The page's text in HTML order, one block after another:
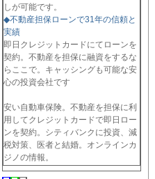
しが可能です。
◆不動産担保ローンで31年の信頼と
実績
即日クレジットカードにてローンを
契約。不動産を担保に融資をするな
らここで。キャッシングも可能な安
心の投資会社です
安い自動車保険。不動産を担保に利
用してクレジットカードで即日ロー
ンを契約。シティバンクに投資、減
税対策、医者と結婚。オンラインカ
ジノの情報。